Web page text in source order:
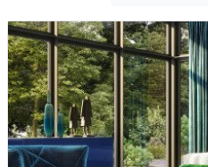
Finanzierung
Markenwelt
Letz-
Deals